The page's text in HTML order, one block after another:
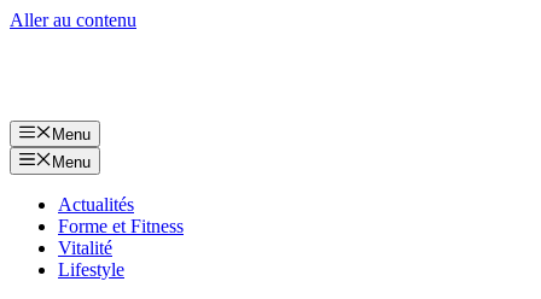
Aller au contenu
Menu
Menu
Actualités
Forme et Fitness
Vitalité
Lifestyle